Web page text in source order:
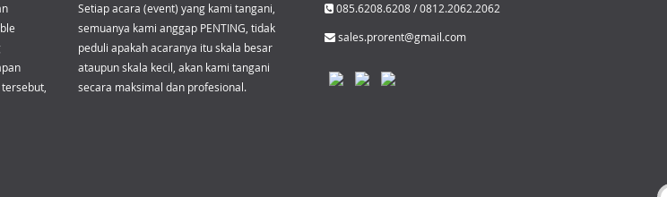
Setiap acara (event) yang kami tangani,
semuanya kami anggap PENTING, tidak
peduli apakah acaranya itu skala besar
ataupun skala kecil, akan kami tangani
secara maksimal dan profesional.
085.6208.6208 / 0812.2062.2062
sales.prorent@gmail.com